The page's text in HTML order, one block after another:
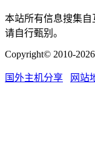
本站所有信息搜集
请自行甄别。
Copyright© 2010-2026
国外主机分享 网站